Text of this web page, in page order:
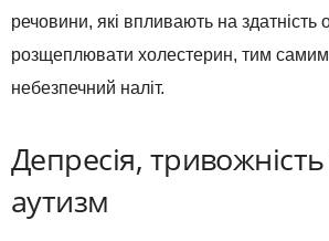
речовини, які впливають на здатність
розщеплювати холестерин, тим
небезпечний наліт.
Депресія, тривожність
аутизм